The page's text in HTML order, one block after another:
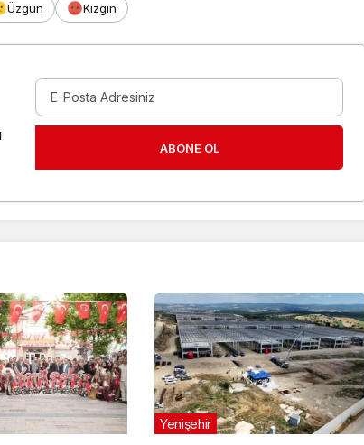
Üzgün Kızgın
ABONE OL
Yenişehir